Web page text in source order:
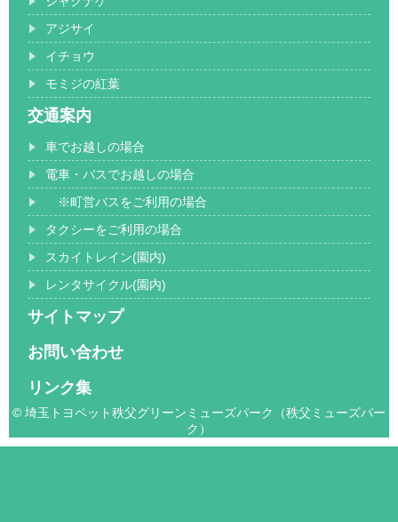
アジサイ
イチョウ
モミジの紅葉
交通案内
車でお越しの場合
電車・バスでお越しの場合
※町営バスをご利用の場合
タクシーをご利用の場合
スカイトレイン(園内)
レンタサイクル(園内)
サイトマップ
お問い合わせ
リンク集
© 埼玉トヨペット秩父グリーンミューズパーク（秩父ミューズパー
ク）